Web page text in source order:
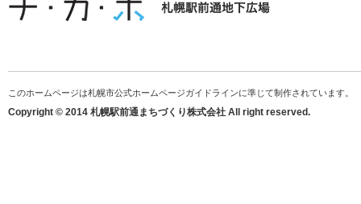
このホームページは札幌市公式ホームページガイドラインに準じて制作されています。
Copyright © 2014 札幌駅前通まちづくり株式会社 All right reserved.